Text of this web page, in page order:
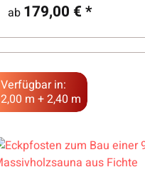
ab 179,00 €*
Verfügbar in:
2,00 m + 2,40 m